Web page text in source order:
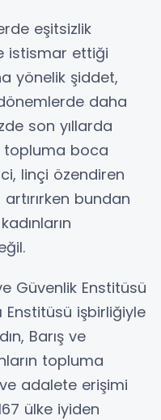
eşitsizlik
istismar ettiği
yönelik şiddet,
daha
son yıllarda
topluma boca
linçi özendiren
bundan
Güvenlik Enstitüsü
Enstitüsü işbirliğiyle
Barış ve
topluma
ve adalete erişimi
ülke iyiden